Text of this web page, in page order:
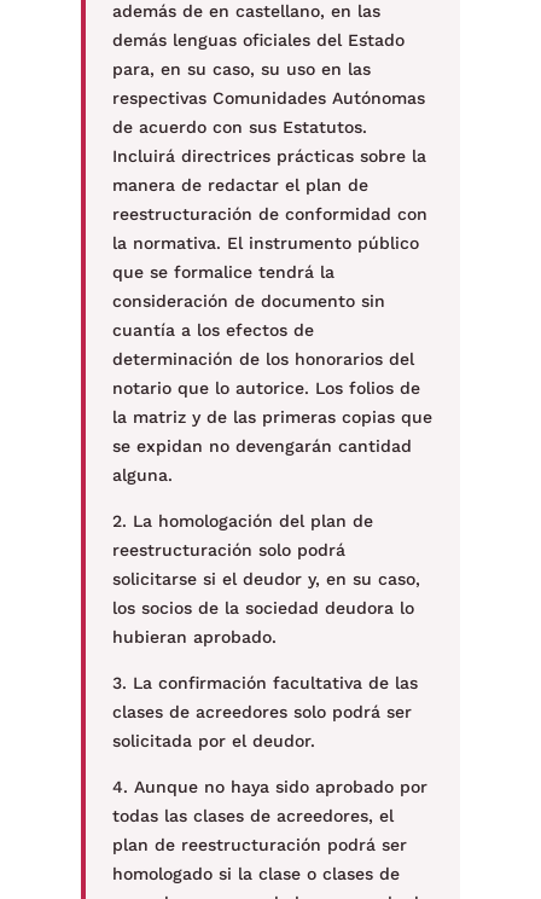
además de en castellano, en las
demás lenguas oficiales del Estado
para, en su caso, su uso en las
respectivas Comunidades Autónomas
de acuerdo con sus Estatutos.
Incluirá directrices prácticas sobre la
manera de redactar el plan de
reestructuración de conformidad con
la normativa. El instrumento público
que se formalice tendrá la
consideración de documento sin
cuantía a los efectos de
determinación de los honorarios del
notario que lo autorice. Los folios de
la matriz y de las primeras copias que
se expidan no devengarán cantidad
alguna.
2. La homologación del plan de
reestructuración solo podrá
solicitarse si el deudor y, en su caso,
los socios de la sociedad deudora lo
hubieran aprobado.
3. La confirmación facultativa de las
clases de acreedores solo podrá ser
solicitada por el deudor.
4. Aunque no haya sido aprobado por
todas las clases de acreedores, el
plan de reestructuración podrá ser
homologado si la clase o clases de